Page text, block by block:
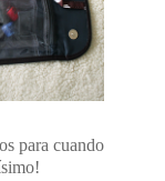
para cuando